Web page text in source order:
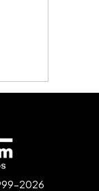
2026